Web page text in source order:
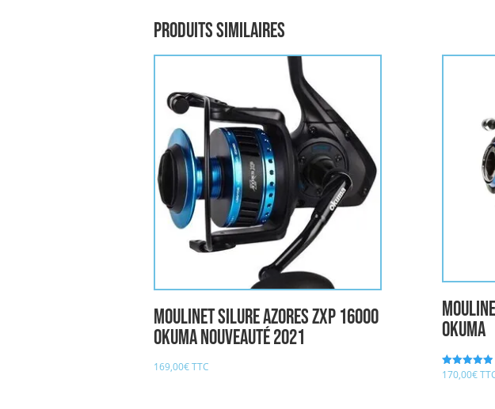
Produits similaires
Moulinet Silure AZORES ZXP 16000
oKuma nouveauté 2021
169,00€ TTC
OKUMA
Note
170,00€